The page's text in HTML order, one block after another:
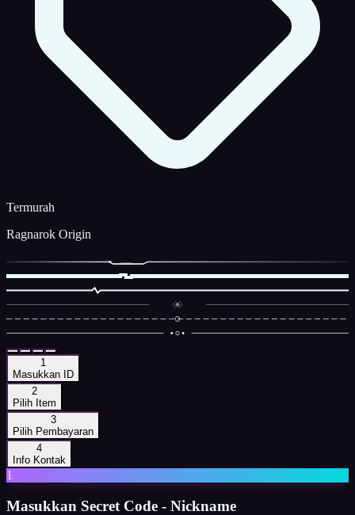
Termurah
Ragnarok Origin
1
Masukkan ID
2
Pilih Item
3
Pilih Pembayaran
4
Info Kontak
1
Masukkan Secret Code - Nickname